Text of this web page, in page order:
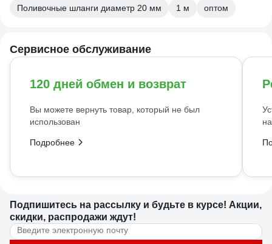
Поливочные шланги диаметр 20 мм
1 м оптом
Сервисное обслуживание
120 дней обмен и возврат
Вы можете вернуть товар, который не был
использован
Подробнее
Подпишитесь на рассылку и будьте в курсе! Акции,
скидки, распродажи ждут!